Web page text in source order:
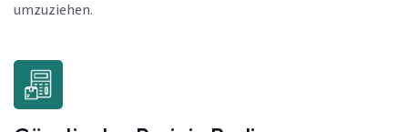
umzuziehen.